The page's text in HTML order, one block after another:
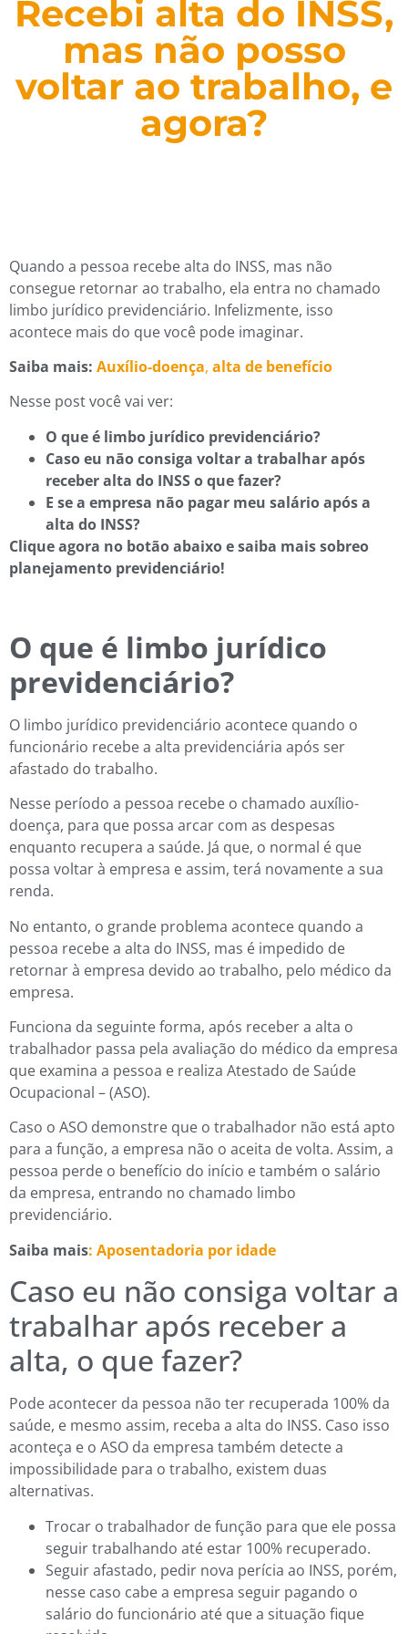
Recebi alta do INSS,
mas não posso
voltar ao trabalho, e
agora?
Quando a pessoa recebe alta do INSS, mas não
consegue retornar ao trabalho, ela entra no chamado
limbo jurídico previdenciário. Infelizmente, isso
acontece mais do que você pode imaginar.
Saiba mais: Auxílio-doença, alta de benefício
Nesse post você vai ver:
O que é limbo jurídico previdenciário?
Caso eu não consiga voltar a trabalhar após
receber alta do INSS o que fazer?
E se a empresa não pagar meu salário após a
alta do INSS?
Clique agora no botão abaixo e saiba mais sobreo
planejamento previdenciário!
O que é limbo jurídico
previdenciário?
O limbo jurídico previdenciário acontece quando o
funcionário recebe a alta previdenciária após ser
afastado do trabalho.
Nesse período a pessoa recebe o chamado auxílio-
doença, para que possa arcar com as despesas
enquanto recupera a saúde. Já que, o normal é que
possa voltar à empresa e assim, terá novamente a sua
renda.
No entanto, o grande problema acontece quando a
pessoa recebe a alta do INSS, mas é impedido de
retornar à empresa devido ao trabalho, pelo médico da
empresa.
Funciona da seguinte forma, após receber a alta o
trabalhador passa pela avaliação do médico da empresa
que examina a pessoa e realiza Atestado de Saúde
Ocupacional – (ASO).
Caso o ASO demonstre que o trabalhador não está apto
para a função, a empresa não o aceita de volta. Assim, a
pessoa perde o benefício do início e também o salário
da empresa, entrando no chamado limbo
previdenciário.
Saiba mais: Aposentadoria por idade
Caso eu não consiga voltar a
trabalhar após receber a
alta, o que fazer?
Pode acontecer da pessoa não ter recuperada 100% da
saúde, e mesmo assim, receba a alta do INSS. Caso isso
aconteça e o ASO da empresa também detecte a
impossibilidade para o trabalho, existem duas
alternativas.
Trocar o trabalhador de função para que ele possa
seguir trabalhando até estar 100% recuperado.
Seguir afastado, pedir nova perícia ao INSS, porém,
nesse caso cabe a empresa seguir pagando o
salário do funcionário até que a situação fique